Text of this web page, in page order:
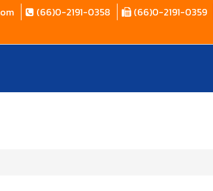
(66)0-2191-0358 (66)0-2191-0359